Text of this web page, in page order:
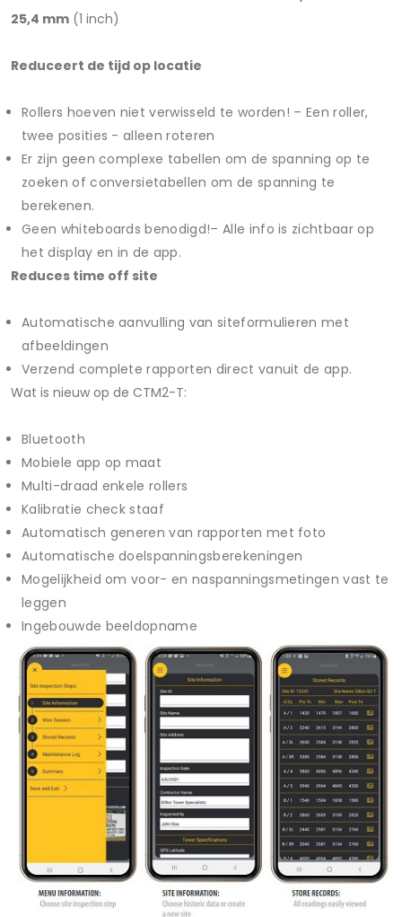
25,4 mm (1 inch)
Reduceert de tijd op locatie
Rollers hoeven niet verwisseld te worden! – Een roller,
twee posities - alleen roteren
Er zijn geen complexe tabellen om de spanning op te
zoeken of conversietabellen om de spanning te
berekenen.
Geen whiteboards benodigd!– Alle info is zichtbaar op
het display en in de app.
Reduces time off site
Automatische aanvulling van siteformulieren met
afbeeldingen
Verzend complete rapporten direct vanuit de app.
Wat is nieuw op de CTM2-T:
Bluetooth
Mobiele app op maat
Multi-draad enkele rollers
Kalibratie check staaf
Automatisch generen van rapporten met foto
Automatische doelspanningsberekeningen
Mogelijkheid om voor- en naspanningsmetingen vast te
leggen
Ingebouwde beeldopname